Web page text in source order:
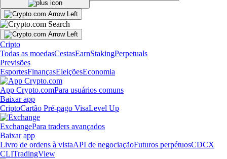
Cripto
Todas as moedasCestasEarnStakingPerpetuals
Previsões
EsportesFinançasEleiçõesEconomia
App Crypto.comPara usuários comuns
Baixar app
CriptoCartão Pré-pago VisaLevel Up
ExchangePara traders avançados
Baixar app
Livro de ordens à vistaAPI de negociaçãoFuturos perpétuosCDCX
CLITradingView